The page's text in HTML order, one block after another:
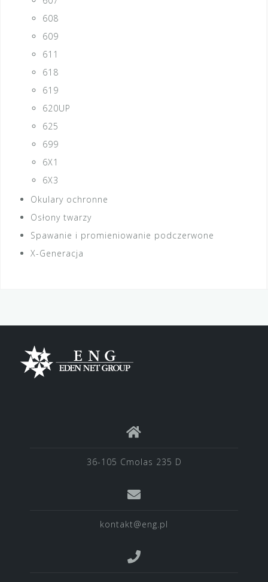
608
609
611
618
619
620UP
625
699
6X1
6X3
Okulary ochronne
Osłony twarzy
Spawanie i promieniowanie podczerwone
X-Generacja
36-105 Cmolas 235 D
kontakt@eng.pl